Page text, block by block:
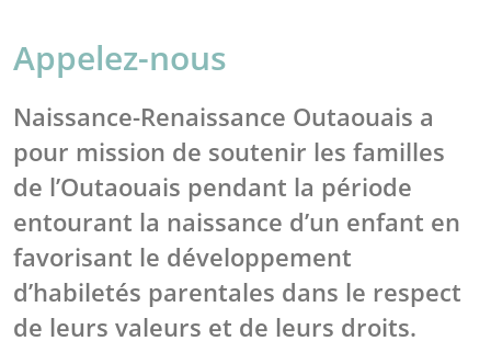
Appelez-nous
Naissance-Renaissance Outaouais a
pour mission de soutenir les familles
de l’Outaouais pendant la période
entourant la naissance d’un enfant en
favorisant le développement
d’habiletés parentales dans le respect
de leurs valeurs et de leurs droits.